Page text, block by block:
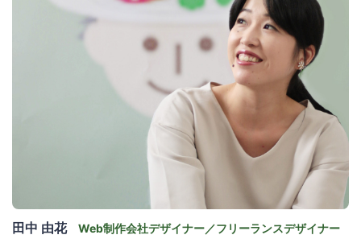
田中 由花Web制作会社デザイナー／フリーランスデザイナー